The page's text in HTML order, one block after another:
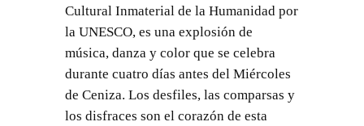
Cultural Inmaterial de la Humanidad por
la UNESCO, es una explosión de
música, danza y color que se celebra
durante cuatro días antes del Miércoles
de Ceniza. Los desfiles, las comparsas y
los disfraces son el corazón de esta